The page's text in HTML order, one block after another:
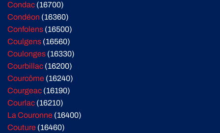
Condac (16700)
Condéon (16360)
Confolens (16500)
Coulgens (16560)
Coulonges (16330)
Courbillac (16200)
Courcôme (16240)
Courgeac (16190)
Courlac (16210)
La Couronne (16400)
Couture (16460)